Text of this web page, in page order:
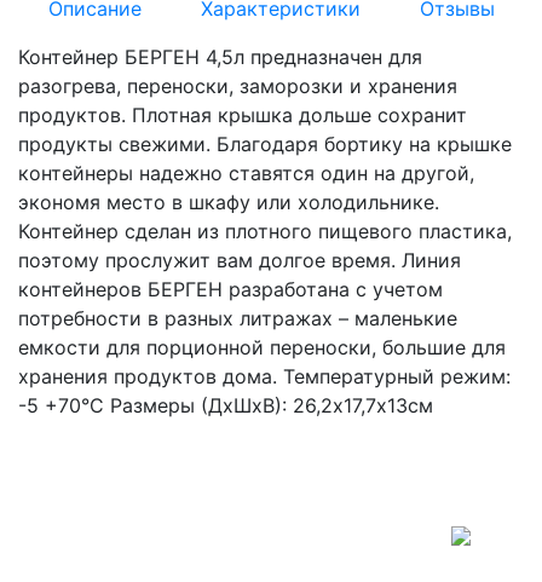
Описание
Характеристики
Отзывы
Контейнер БЕРГЕН 4,5л предназначен для
разогрева, переноски, заморозки и хранения
продуктов. Плотная крышка дольше сохранит
продукты свежими. Благодаря бортику на крышке
контейнеры надежно ставятся один на другой,
экономя место в шкафу или холодильнике.
Контейнер сделан из плотного пищевого пластика,
поэтому прослужит вам долгое время. Линия
контейнеров БЕРГЕН разработана с учетом
потребности в разных литражах – маленькие
емкости для порционной переноски, большие для
хранения продуктов дома. Температурный режим:
-5 +70°С Размеры (ДхШхВ): 26,2х17,7х13см